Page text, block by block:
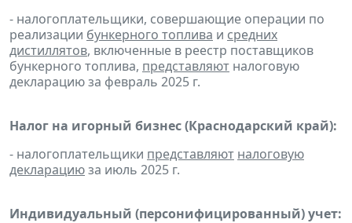
- налогоплательщики, совершающие операции по
реализации бункерного топлива и средних
дистиллятов, включенные в реестр поставщиков
бункерного топлива, представляют налоговую
декларацию за февраль 2025 г.
Налог на игорный бизнес (Краснодарский край):
- налогоплательщики представляют налоговую
декларациюза июль 2025 г.
Индивидуальный (персонифицированный) учет: